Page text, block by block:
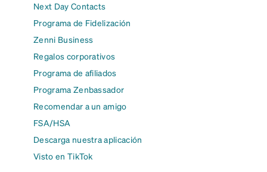
Next Day Contacts
Programa de Fidelización
Zenni Business
Regalos corporativos
Programa de afiliados
Programa Zenbassador
Recomendar a un amigo
FSA/HSA
Descarga nuestra aplicación
Visto en TikTok